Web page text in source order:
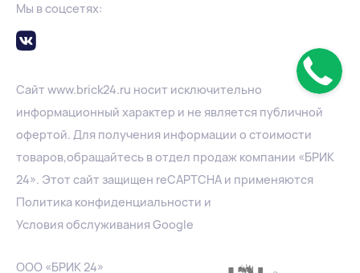
Мы в соцсетях:
Сайт www.brick24.ru носит исключительно
информационный характер и не является публичной
офертой. Для получения информации о стоимости
товаров,обращайтесь в отдел продаж компании «БРИК
24». Этот сайт защищен reCAPTCHA и применяются
Политика конфиденциальности и
Условия обслуживания Google
ООО «БРИК 24»